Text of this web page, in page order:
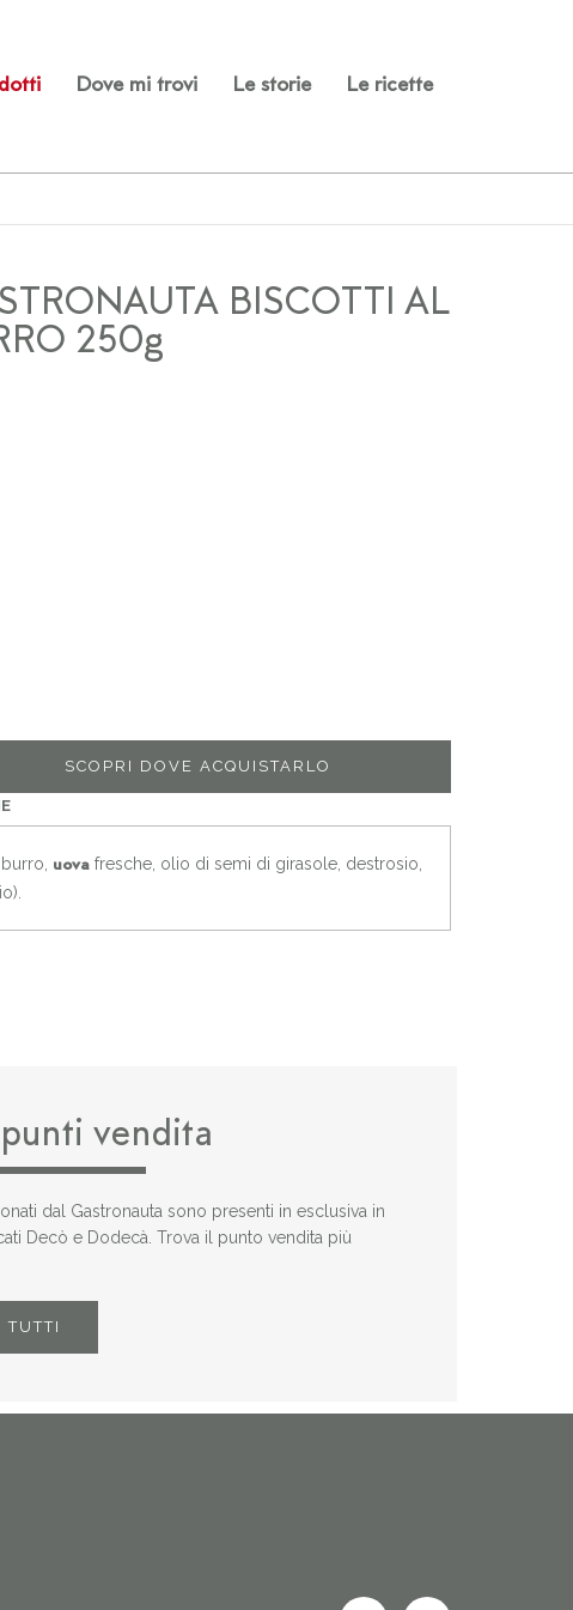
Dove mi trovi Le storie Le ricette
BISCOTTI AL
250g
SCOPRI DOVE ACQUISTARLO
uovafresche, olio di semi di girasole, destrosio,
vendita
dal Gastronauta sono presenti in esclusiva in
Decò e Dodecà. Trova il punto vendita più
TUTTI